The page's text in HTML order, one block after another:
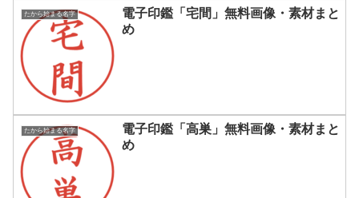
たから始まる名字
電子印鑑「宅間」無料画像・素材まと
め
たから始まる名字
電子印鑑「高巣」無料画像・素材まと
め